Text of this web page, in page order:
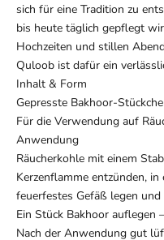
sich für eine Tradition zu
bis heute täglich gepflegt
Hochzeiten und stillen
Quloob ist dafür ein
Inhalt & Form
Gepresste Bakhoor-
Für die Verwendung auf
Anwendung
Räucherkohle mit einem
Kerzenflamme entzünden,
feuerfestes Gefäß legen
Ein Stück Bakhoor auflegen
Nach der Anwendung gut